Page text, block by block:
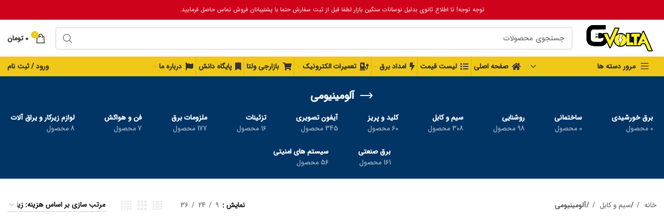
توجه توجه! تا اطلاع ثانوی بدلیل نوسانات سنگین بازار لطفا قبل از ثبت سفارش حتما با پشتیبانان فروش تماس حاصل فرمایید.
0
0 تومان
مرور دسته ها صفحه اصلی لیست قیمت امداد برق تعمیرات الکترونیک بازارجی ولتا پایگاه دانش درباره ما ورود / ثبت نام
آلومینیومی
برق خورشیدی
0 محصول
ساختمانی
0 محصول
روشنایی
98 محصول
سیم و کابل
308 محصول
کلید و پریز
60 محصول
آیفون تصویری
345 محصول
تزئینات
16 محصول
ملزومات برق
177 محصول
فن و هواکش
7 محصول
لوازم زیرکار و یراق آلات
8 محصول
برق صنعتی
161 محصول
سیستم های امنیتی
56 محصول
خانه سیم و کابل آلومینیومی نمایش 9
24
36